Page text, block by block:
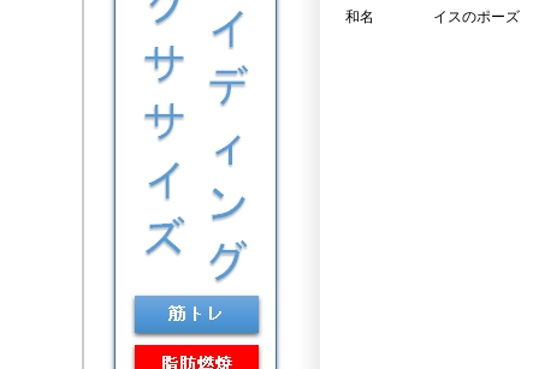
和名
イスのポーズ